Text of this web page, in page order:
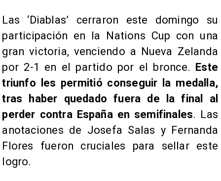
Las ‘Diablas’ cerraron este domingo su
participación en la Nations Cup con una
gran victoria, venciendo a Nueva Zelanda
por 2-1 en el partido por el bronce. Este
triunfo les permitió conseguir la medalla,
tras haber quedado fuera de la final al
perder contra España en semifinales. Las
anotaciones de Josefa Salas y Fernanda
Flores fueron cruciales para sellar este
logro.